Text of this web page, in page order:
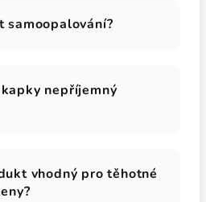
samoopalování?
nepříjemný
vhodný pro těhotné